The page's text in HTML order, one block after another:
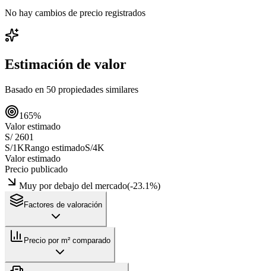
No hay cambios de precio registrados
Estimación de valor
Basado en 50 propiedades similares
165%
Valor estimado
S/ 2601
S/1KRango estimadoS/4K
Valor estimado
Precio publicado
Muy por debajo del mercado(-23.1%)
Factores de valoración
Precio por m² comparado